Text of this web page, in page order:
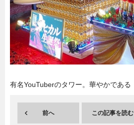
暮らし
有名YouTuberのタワー。華やかである
前へ この記事を読む